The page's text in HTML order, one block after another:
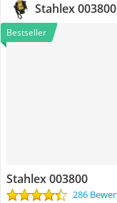
Stahlex 003800
Bestseller
Stahlex 003800
286